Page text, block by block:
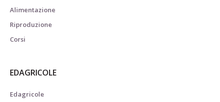
Alimentazione
Riproduzione
Corsi
EDAGRICOLE
Edagricole